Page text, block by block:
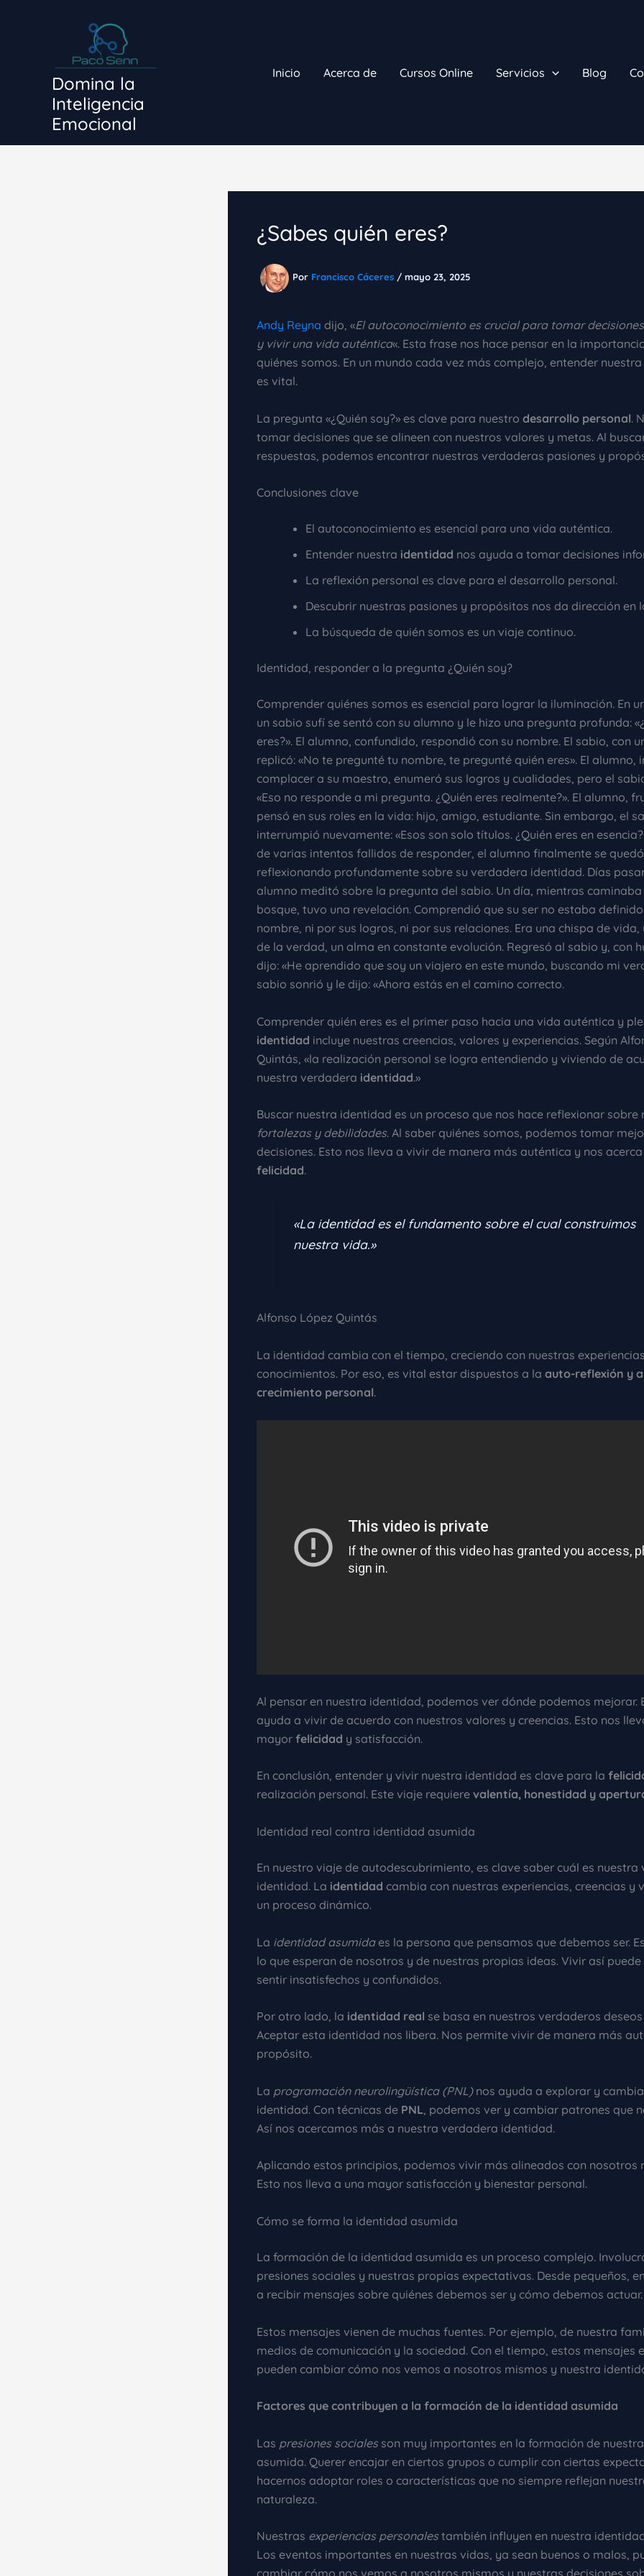
Domina la
Inteligencia
Emocional
Inicio Acerca de Cursos Online Servicios Blog
¿Sabes quién eres?
Por Francisco Cáceres / mayo 23, 2025
Andy Reyna dijo, «El autoconocimiento es crucial para tomar
y vivir una vida auténtica«. Esta frase nos hace pensar en la
quiénes somos. En un mundo cada vez más complejo, entender nuestra
es vital.
La pregunta «¿Quién soy?» es clave para nuestro desarrollo personal.
tomar decisiones que se alineen con nuestros valores y metas. Al
respuestas, podemos encontrar nuestras verdaderas pasiones y
Conclusiones clave
El autoconocimiento es esencial para una vida auténtica.
Entender nuestra identidad nos ayuda a tomar decisiones
La reflexión personal es clave para el desarrollo personal.
Descubrir nuestras pasiones y propósitos nos da dirección en
La búsqueda de quién somos es un viaje continuo.
Identidad, responder a la pregunta ¿Quién soy?
Comprender quiénes somos es esencial para lograr la iluminación. En
un sabio sufí se sentó con su alumno y le hizo una pregunta profunda:
eres?». El alumno, confundido, respondió con su nombre. El sabio, con
replicó: «No te pregunté tu nombre, te pregunté quién eres». El alumno,
complacer a su maestro, enumeró sus logros y cualidades, pero el
«Eso no responde a mi pregunta. ¿Quién eres realmente?». El alumno,
pensó en sus roles en la vida: hijo, amigo, estudiante. Sin embargo, el
interrumpió nuevamente: «Esos son solo títulos. ¿Quién eres en
de varias intentos fallidos de responder, el alumno finalmente se
reflexionando profundamente sobre su verdadera identidad. Días
alumno meditó sobre la pregunta del sabio. Un día, mientras
bosque, tuvo una revelación. Comprendió que su ser no estaba
nombre, ni por sus logros, ni por sus relaciones. Era una chispa de
de la verdad, un alma en constante evolución. Regresó al sabio y, con
dijo: «He aprendido que soy un viajero en este mundo, buscando mi
sabio sonrió y le dijo: «Ahora estás en el camino correcto.
Comprender quién eres es el primer paso hacia una vida auténtica y
identidad incluye nuestras creencias, valores y experiencias. Según
Quintás, «la realización personal se logra entendiendo y viviendo de
nuestra verdadera identidad.»
Buscar nuestra identidad es un proceso que nos hace reflexionar sobre
fortalezas y debilidades. Al saber quiénes somos, podemos tomar
decisiones. Esto nos lleva a vivir de manera más auténtica y nos
felicidad.
«La identidad es el fundamento sobre el cual construimos
nuestra vida.»
Alfonso López Quintás
La identidad cambia con el tiempo, creciendo con nuestras
conocimientos. Por eso, es vital estar dispuestos a la auto-reflexión y
crecimiento personal.
Al pensar en nuestra identidad, podemos ver dónde podemos mejorar.
ayuda a vivir de acuerdo con nuestros valores y creencias. Esto nos
mayor felicidad y satisfacción.
En conclusión, entender y vivir nuestra identidad es clave para la
realización personal. Este viaje requiere valentía, honestidad y
Identidad real contra identidad asumida
En nuestro viaje de autodescubrimiento, es clave saber cuál es nuestra
identidad. La identidad cambia con nuestras experiencias, creencias y
un proceso dinámico.
La identidad asumidaes la persona que pensamos que debemos ser.
lo que esperan de nosotros y de nuestras propias ideas. Vivir así
sentir insatisfechos y confundidos.
Por otro lado, la identidad real se basa en nuestros verdaderos
Aceptar esta identidad nos libera. Nos permite vivir de manera más
propósito.
La programación neurolingüística (PNL)nos ayuda a explorar y
identidad. Con técnicas de PNL , podemos ver y cambiar patrones que
Así nos acercamos más a nuestra verdadera identidad.
Aplicando estos principios, podemos vivir más alineados con nosotros
Esto nos lleva a una mayor satisfacción y bienestar personal.
Cómo se forma la identidad asumida
La formación de la identidad asumida es un proceso complejo.
presiones sociales y nuestras propias expectativas. Desde pequeños,
a recibir mensajes sobre quiénes debemos ser y cómo debemos actuar.
Estos mensajes vienen de muchas fuentes. Por ejemplo, de nuestra
medios de comunicación y la sociedad. Con el tiempo, estos mensajes
pueden cambiar cómo nos vemos a nosotros mismos y nuestra
Factores que contribuyen a la formación de la identidad asumida
Las presiones socialesson muy importantes en la formación de
asumida. Querer encajar en ciertos grupos o cumplir con ciertas
hacernos adoptar roles o características que no siempre reflejan
naturaleza.
Nuestras experiencias personalestambién influyen en nuestra
Los eventos importantes en nuestras vidas, ya sean buenos o malos,